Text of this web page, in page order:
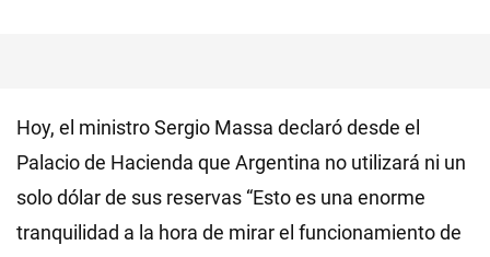
Hoy, el ministro Sergio Massa declaró desde el
Palacio de Hacienda que Argentina no utilizará ni un
solo dólar de sus reservas “Esto es una enorme
tranquilidad a la hora de mirar el funcionamiento de